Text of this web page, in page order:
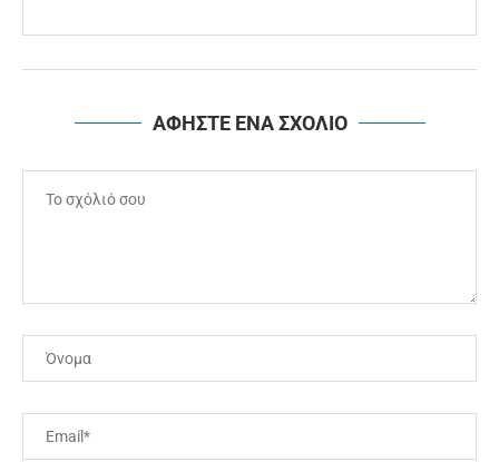
ΑΦΗΣΤΕ ΕΝΑ ΣΧΟΛΙΟ